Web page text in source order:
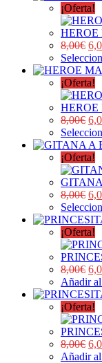
¡Oferta!
8,00€
¡Oferta!
HEROE
8,00€
¡Oferta!
8,00€
¡Oferta!
8,00€
Añadir
¡Oferta!
8,00€
Añadir